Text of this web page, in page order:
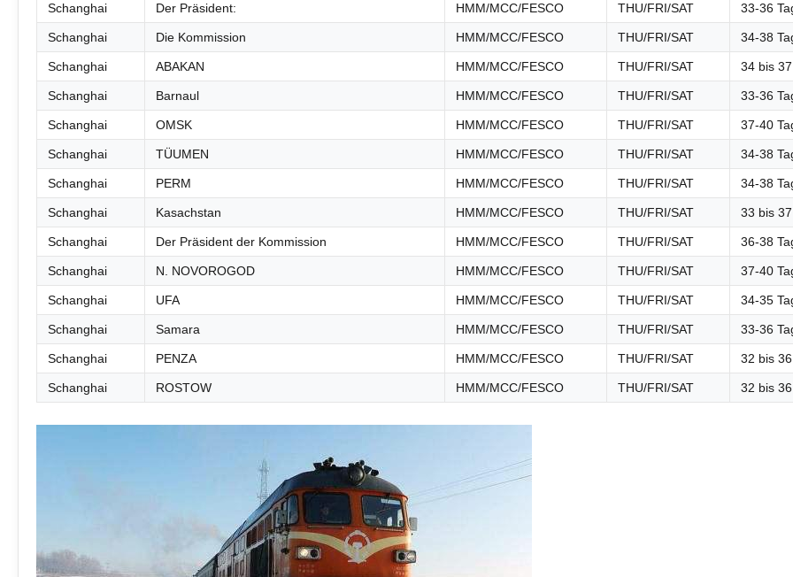
Schanghai Der Präsident: HMM/MCC/FESCO THU/FRI/SAT 33-36
Schanghai Die Kommission HMM/MCC/FESCO THU/FRI/SAT 34-38
Schanghai ABAKAN HMM/MCC/FESCO THU/FRI/SAT 34 bis
Schanghai Barnaul HMM/MCC/FESCO THU/FRI/SAT 33-36
Schanghai OMSK HMM/MCC/FESCO THU/FRI/SAT 37-40
Schanghai TÜUMEN HMM/MCC/FESCO THU/FRI/SAT 34-38
Schanghai PERM HMM/MCC/FESCO THU/FRI/SAT 34-38
Schanghai Kasachstan HMM/MCC/FESCO THU/FRI/SAT 33 bis
Schanghai Der Präsident der Kommission HMM/MCC/FESCO THU/FRI/SAT 36-38
Schanghai N. NOVOROGOD HMM/MCC/FESCO THU/FRI/SAT 37-40
Schanghai UFA HMM/MCC/FESCO THU/FRI/SAT 34-35
Schanghai Samara HMM/MCC/FESCO THU/FRI/SAT 33-36
Schanghai PENZA HMM/MCC/FESCO THU/FRI/SAT 32 bis
Schanghai ROSTOW HMM/MCC/FESCO THU/FRI/SAT 32 bis